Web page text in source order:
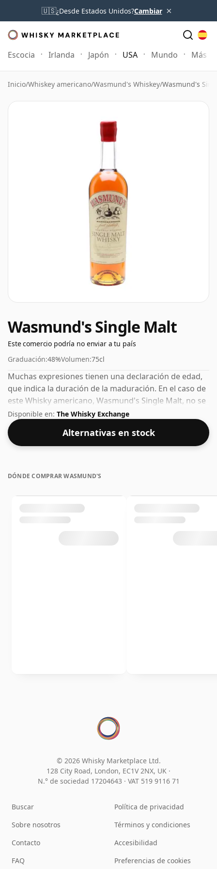
🇺🇸¿Desde Estados Unidos?Cambiar ×
Escocia Irlanda Japón USA Mundo Más
Inicio/Whiskey americano/Wasmund's Whiskey/Wasmund's
Wasmund's Single Malt
Este comercio podría no enviar a tu país
Graduación:48%Volumen:75cl
Muchas expresiones tienen una declaración de edad,
que indica la duración de la maduración. En el caso de
este Whisky americano, Wasmund's Single Malt, no se
ha especificado ningún tiempo de maduración. El ABV
de este whisky es un gratificante 48%.
Disponible en: The Whisky Exchange
Alternativas en stock
DÓNDE COMPRAR WASMUND'S
© 2026 Whisky Marketplace Ltd.
128 City Road, London, EC1V 2NX, UK ·
N.° de sociedad 17204643 · VAT 519 9116 71
Buscar
Sobre nosotros
Contacto
FAQ
Política de privacidad
Términos y condiciones
Accesibilidad
Preferencias de cookies